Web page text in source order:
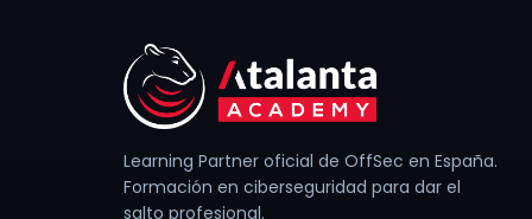
Learning Partner oficial de OffSec en España.
Formación en ciberseguridad para dar el
salto profesional.